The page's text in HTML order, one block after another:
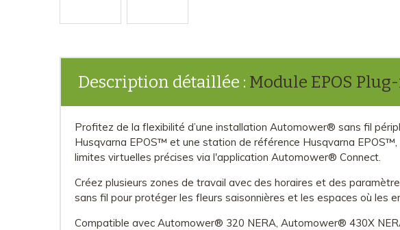
Description détaillée : Module EPOS
Profitez de la flexibilité d’une installation Automower® sans fil
Husqvarna EPOS™ et une station de référence Husqvarna
limites virtuelles précises via l'application Automower® Connect.
Créez plusieurs zones de travail avec des horaires et des
sans fil pour protéger les fleurs saisonnières et les espaces où les
Compatible avec Automower® 320 NERA, Automower® 430X